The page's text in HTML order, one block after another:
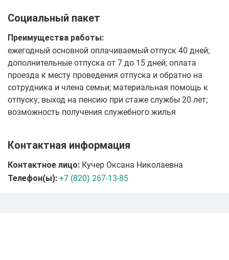
Социальный пакет
Преимущества работы:
ежегодный основной оплачиваемый отпуск 40 дней;
дополнительные отпуска от 7 до 15 дней; оплата
проезда к месту проведения отпуска и обратно на
сотрудника и члена семьи; материальная помощь к
отпуску; выход на пенсию при стаже службы 20 лет;
возможность получения служебного жилья
Контактная информация
Контактное лицо: Кучер Оксана Николаевна
Телефон(ы): +7 (820) 267-13-85